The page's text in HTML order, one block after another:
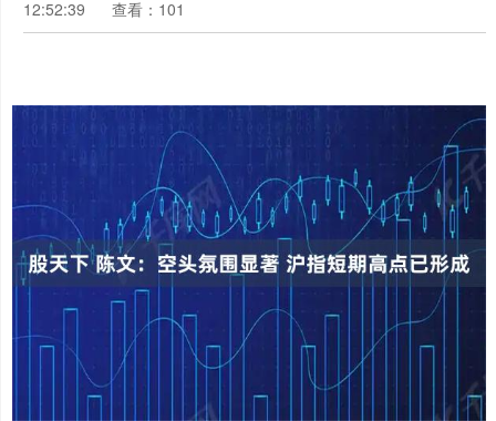
12:52:39
查看：101